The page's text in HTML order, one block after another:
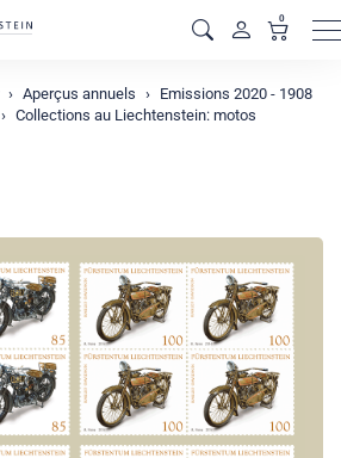
0
Aperçus annuels
Emissions 2020 - 1908
Collections au Liechtenstein: motos